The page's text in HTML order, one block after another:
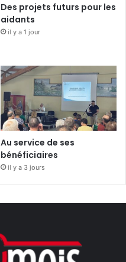
Des projets futurs pour les
aidants
il y a 1 jour
Au service de ses
bénéficiaires
il y a 3 jours